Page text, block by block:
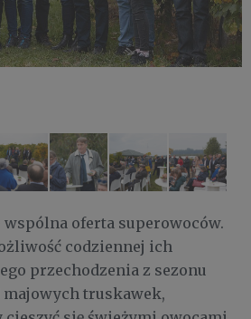
wspólna oferta superowoców.
codziennej ich
przechodzenia z sezonu
majowych truskawek,